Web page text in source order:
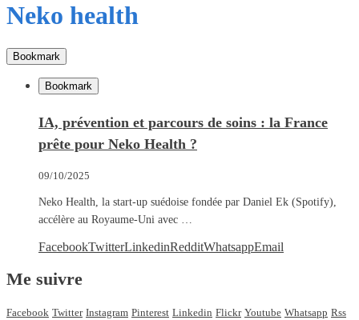
Neko health
Bookmark
Bookmark
IA, prévention et parcours de soins : la France
prête pour Neko Health ?
09/10/2025
Neko Health, la start-up suédoise fondée par Daniel Ek (Spotify),
accélère au Royaume-Uni avec …
FacebookTwitterLinkedinRedditWhatsappEmail
Me suivre
Facebook Twitter Instagram Pinterest Linkedin Flickr Youtube Whatsapp Rss